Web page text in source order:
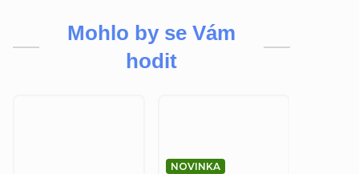
Mohlo by se Vám
hodit
NOVINKA